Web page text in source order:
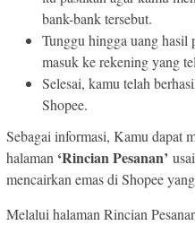
bank-bank tersebut.
Tunggu hingga uang hasil
masuk ke rekening yang
Selesai, kamu telah
Shopee.
Sebagai informasi, Kamu dapat
halaman ‘Rincian Pesanan’
mencairkan emas di Shopee
Melalui halaman Rincian